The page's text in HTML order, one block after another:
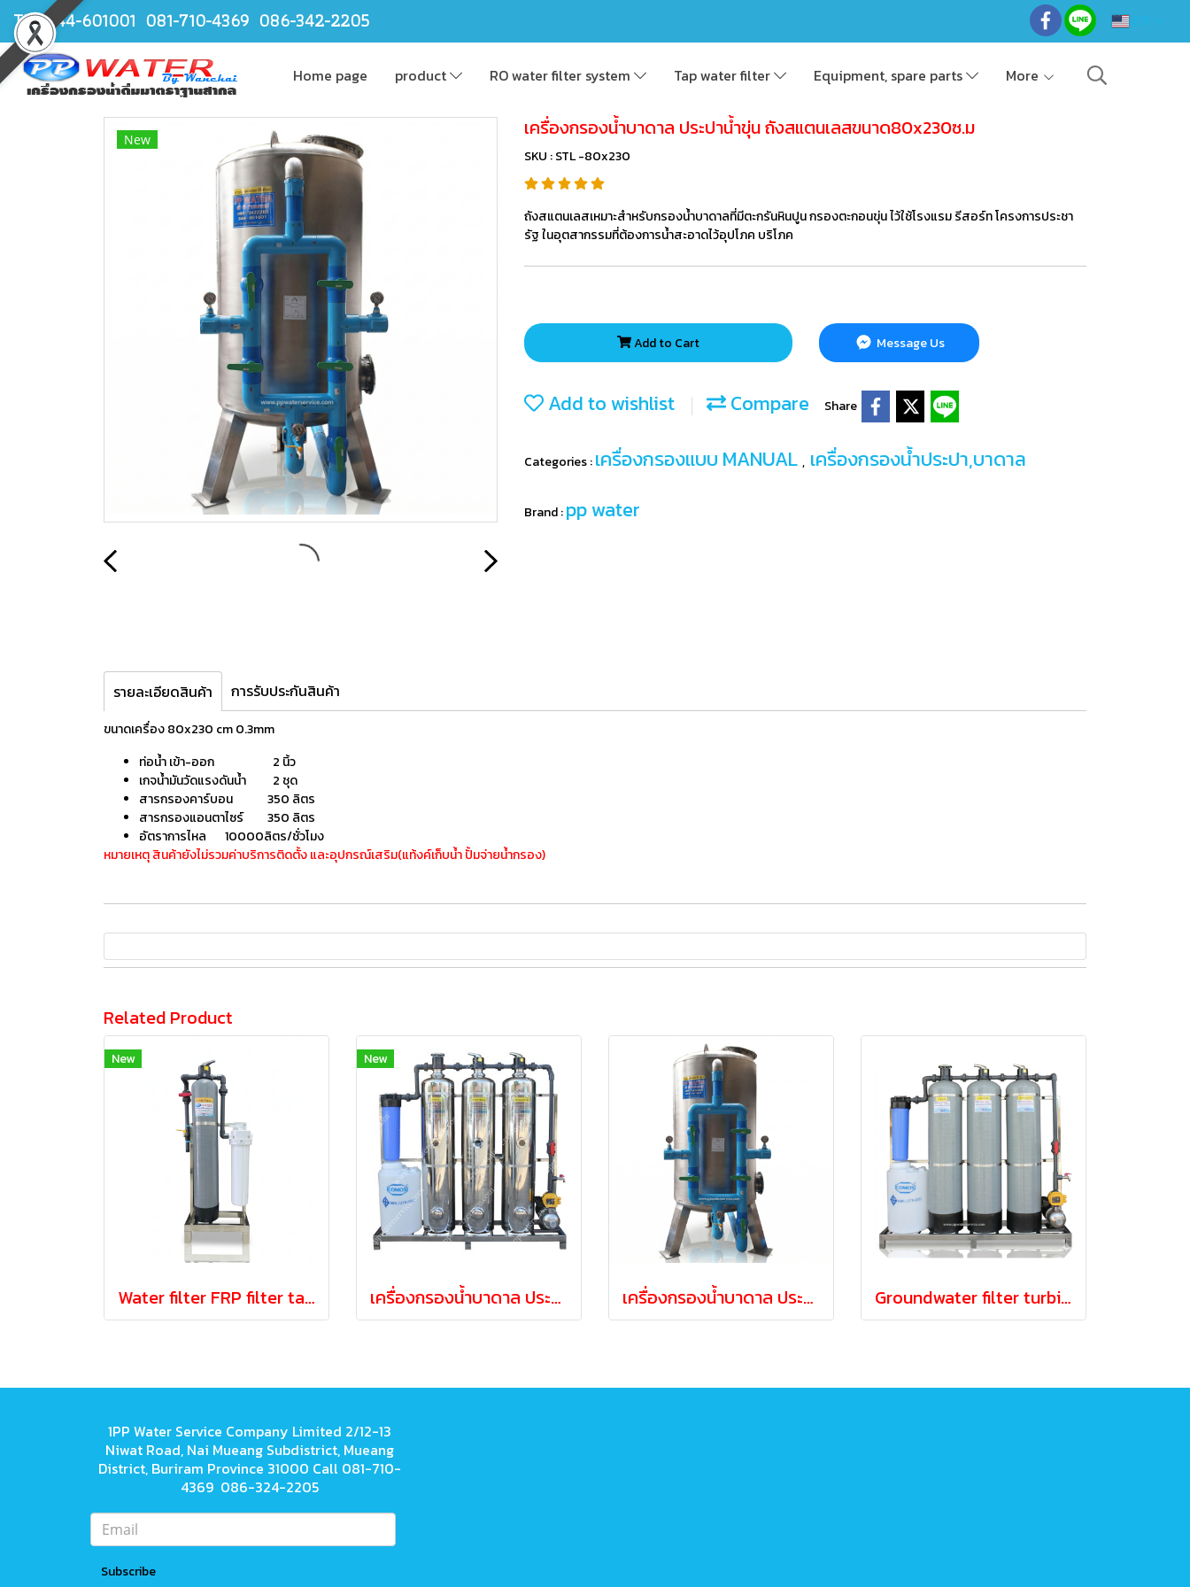
TEL.044-601001 081-710-4369 086-342-2205 EN
Home page product RO water filter system Tap water filter Equipment, spare parts More
New เครื่องกรองน้ำบาดาล ประปาน้ำขุ่น ถังสแตนเลสขนาด80x230ซ.ม
SKU : STL -80x230
ถังสแตนเลสเหมาะสำหรับกรองน้ำบาดาลที่มีตะกรันหินปูน กรองตะกอนขุ่น ไว้ใช้โรงแรม รีสอร์ท โครงการประชา
รัฐ ในอุตสากรรมที่ต้องการน้ำสะอาดไว้อุปโภค บริโภค
Add to Cart Message Us
Add to wishlist Compare Share
Categories :เครื่องกรองแบบ MANUAL , เครื่องกรองน้ำประปา,บาดาล
Brand :pp water
รายละเอียดสินค้า การรับประกันสินค้า
ขนาดเครื่อง 80x230 cm 0.3mm
ท่อน้ำ เข้า-ออก 2 นิ้ว
เกจน้ำมันวัดแรงดันน้ำ 2 ชุด
สารกรองคาร์บอน 350 ลิตร
สารกรองแอนตาไซร์ 350 ลิตร
อัตราการไหล 10000ลิตร/ชั่วโมง
หมายเหตุ สินค้ายังไม่รวมค่าบริการติดตั้ง และอุปกรณ์เสริม(แท้งค์เก็บน้ำ ปั้มจ่ายน้ำกรอง)
Related Product
New
Water filter FRP filter tank 8x44" UF20" (Manual)
New
เครื่องกรองน้ำบาดาล ประปาน้ำขุ่น ถังสแตนเลส12นิ้ว(Manual) เครื่องกรองน้ำบาดาล ประปาน้ำขุ่น ถังกรองสแตนเลสขนาด100ซ.ม Groundwater filter turbid water tap FRP tank 12x52"(Manual)
1PP Water Service Company Limited 2/12-13
Niwat Road, Nai Mueang Subdistrict, Mueang
District, Buriram Province 31000 Call 081-710-
4369 086-324-2205
Subscribe